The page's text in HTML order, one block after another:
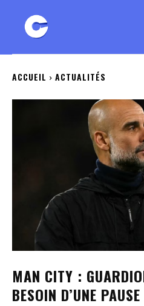
ACCUEIL ACTUALITÉS
MAN CITY :
BESOIN D’UNE